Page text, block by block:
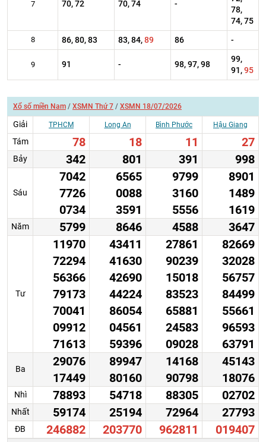
7 70, 72 70, 74 -
78,
74, 75
8 86, 80, 83 83, 84,89 86 -
9 91 - 98, 97, 98
99,
91,95
Xổ số miền Nam / XSMN Thứ 7 / XSMN 18/07/2026
Giải TPHCM Long An Bình Phước Hậu Giang
Tám 78 18 11 27
Bảy 342 801 391 998
Sáu
7042
7726
0734
6565
0088
3591
9799
3160
5556
8901
1489
1619
Năm 5799 8646 4588 3647
Tư
11970
72294
56366
79173
70041
09912
71613
43411
41630
42690
44224
86054
04561
59396
27861
90239
15018
83523
65881
24583
09028
82669
32028
56757
84499
55661
96593
63791
Ba
29076
17449
89947
80160
14168
90798
45143
18076
Nhì 78893 54718 88305 02702
Nhất 59174 25194 72964 27793
ĐB 246882 203770 962811 019407